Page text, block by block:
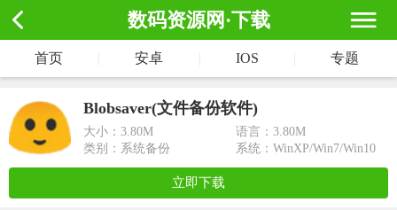
数码资源网·下载
首页 安卓 IOS 专题
Blobsaver(文件备份软件)
大小： 3.80M
语言：3.80M
类别：系统备份
系统：WinXP/Win7/Win10
立即下载